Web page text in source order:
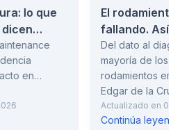
plan. Este artículo
la técnica, los modos de falla que
dispo
lo que
en
y costos de
tiene un
El rodamiento
fallando. Así
tipo, la causa
Del dato al
mayoría de los
rodamientos
más común no
es empezar el
el síntoma
Edgar de la Cruz
Actualizado en 03
Continúa